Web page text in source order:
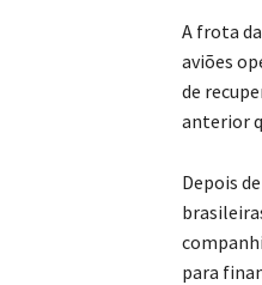
A frota
aviões
de
anterior
Depois
para